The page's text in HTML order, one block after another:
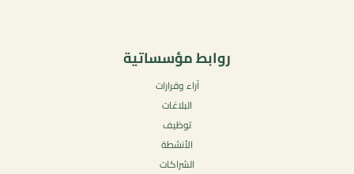
روابط مؤسساتية
آراء وقرارات
البلاغات
توظيف
الأنشطة
الشراكات